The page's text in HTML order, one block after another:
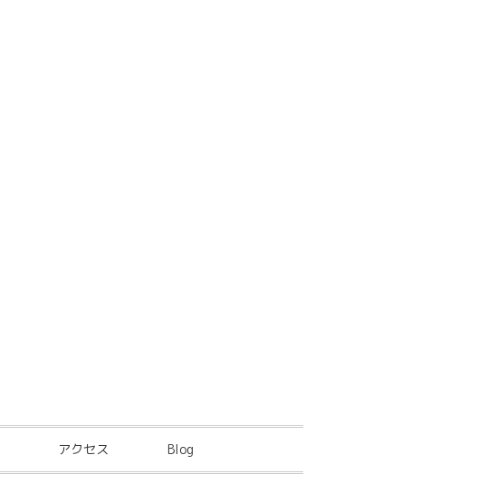
アクセス Blog